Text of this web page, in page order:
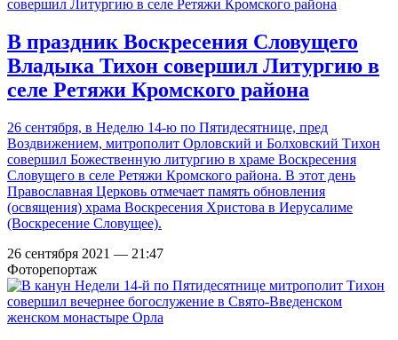
В праздник Воскресения Словущего
Владыка Тихон совершил Литургию в
селе Ретяжи Кромского района
26 сентября, в Неделю 14-ю по Пятидесятнице, пред
Воздвижением, митрополит Орловский и Болховский Тихон
совершил Божественную литургию в храме Воскресения
Словущего в селе Ретяжи Кромского района. В этот день
Православная Церковь отмечает память обновления
(освящения) храма Воскресения Христова в Иерусалиме
(Воскресение Словущее).
26 сентября 2021 — 21:47
Фоторепортаж